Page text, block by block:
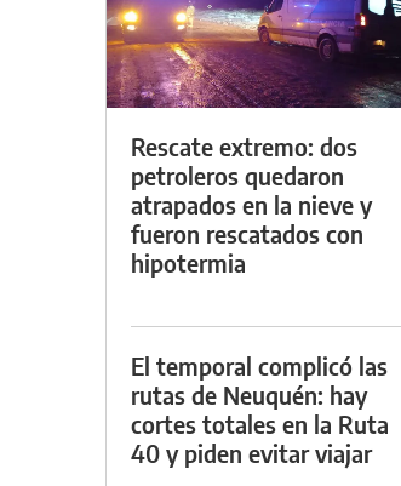
Rescate extremo: dos
petroleros quedaron
atrapados en la nieve y
fueron rescatados con
hipotermia
El temporal complicó las
rutas de Neuquén: hay
cortes totales en la Ruta
40 y piden evitar viajar